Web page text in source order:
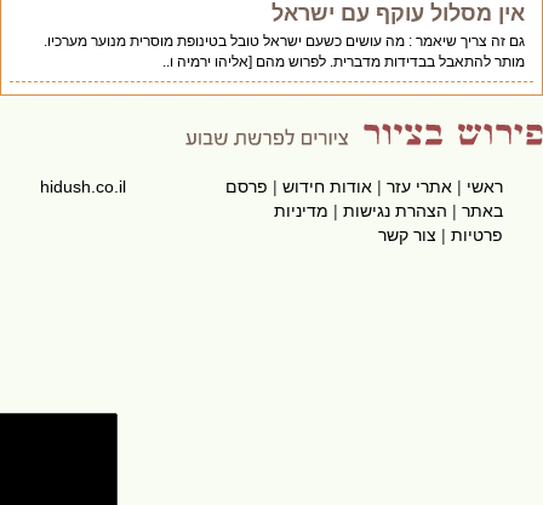
אין מסלול עוקף עם ישראל
גם זה צריך שיאמר : מה עושים כשעם ישראל טובל בטינופת מוסרית מנוער מערכיו.
מותר להתאבל בבדידות מדברית. לפרוש מהם [אליהו ירמיה ו..
ראשי|אתרי עזר|אודות חידוש|פרסם
באתר|הצהרת נגישות|מדיניות
פרטיות|צור קשר
hidush.co.il